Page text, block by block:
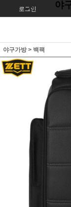
로그인 야
야구가방> 백팩